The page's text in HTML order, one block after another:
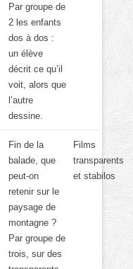
Par groupe de
2 les enfants
dos à dos :
un élève
décrit ce qu’il
voit, alors que
l’autre
dessine.
Fin de la
balade, que
peut-on
retenir sur le
paysage de
montagne ?
Par groupe de
trois, sur des
Films
transparents
et stabilos